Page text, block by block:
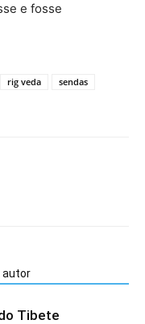
e fosse
rig veda
sendas
autor
Tibete